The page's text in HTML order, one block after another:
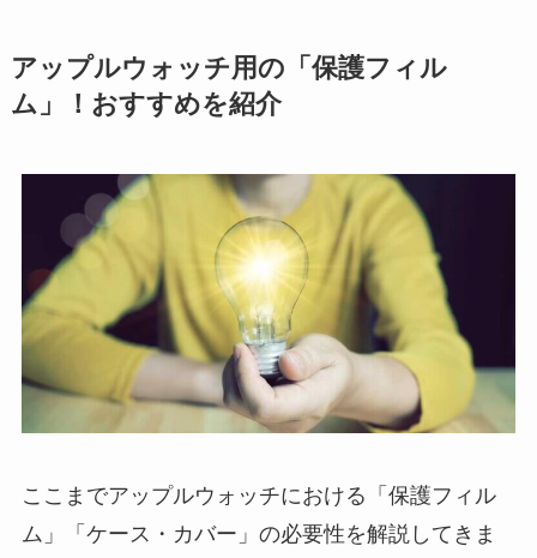
アップルウォッチ用の「保護フィル
ム」！おすすめを紹介
ここまでアップルウォッチにおける「保護フィル
ム」「ケース・カバー」の必要性を解説してきま